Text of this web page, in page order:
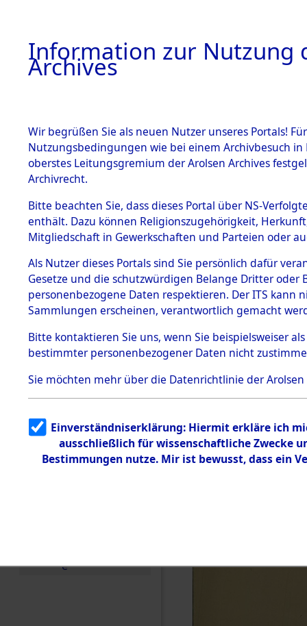
BESTÄNDE
1.
mente
5. Verschiedenes
5.3
Todesmärsche
5.3.1 Alliierte
Erhebungen
zu
Todesmärsch
en
5.3.2
g
5.3.3
Todesmärsch
e
KZ
anderen
1944 bis
0003
Information zur Nutzung
Archives
Wir begrüßen Sie als neuen Nutzer unseres Portals!
Nutzungsbedingungen wie bei einem Archivbesuch
oberstes Leitungsgremium der Arolsen Archives
Archivrecht.
Bitte beachten Sie, dass dieses Portal über NS-
enthält. Dazu können Religionszugehörigkeit,
Mitgliedschaft in Gewerkschaften und Parteien oder
Als Nutzer dieses Portals sind Sie persönlich dafür
Gesetze und die schutzwürdigen Belange Dritter
personenbezogene Daten respektieren. Der ITS
Sammlungen erscheinen, verantwortlich gemacht
Bitte kontaktieren Sie uns, wenn Sie beispielsweiser
bestimmter personenbezogener Daten nicht
Sie möchten mehr über die Datenrichtlinie der Arolsen
Einverständniserklärung: Hiermit erkläre ich
ausschließlich für wissenschaftliche Zwecke
Bestimmungen nutze. Mir ist bewusst, dass ein